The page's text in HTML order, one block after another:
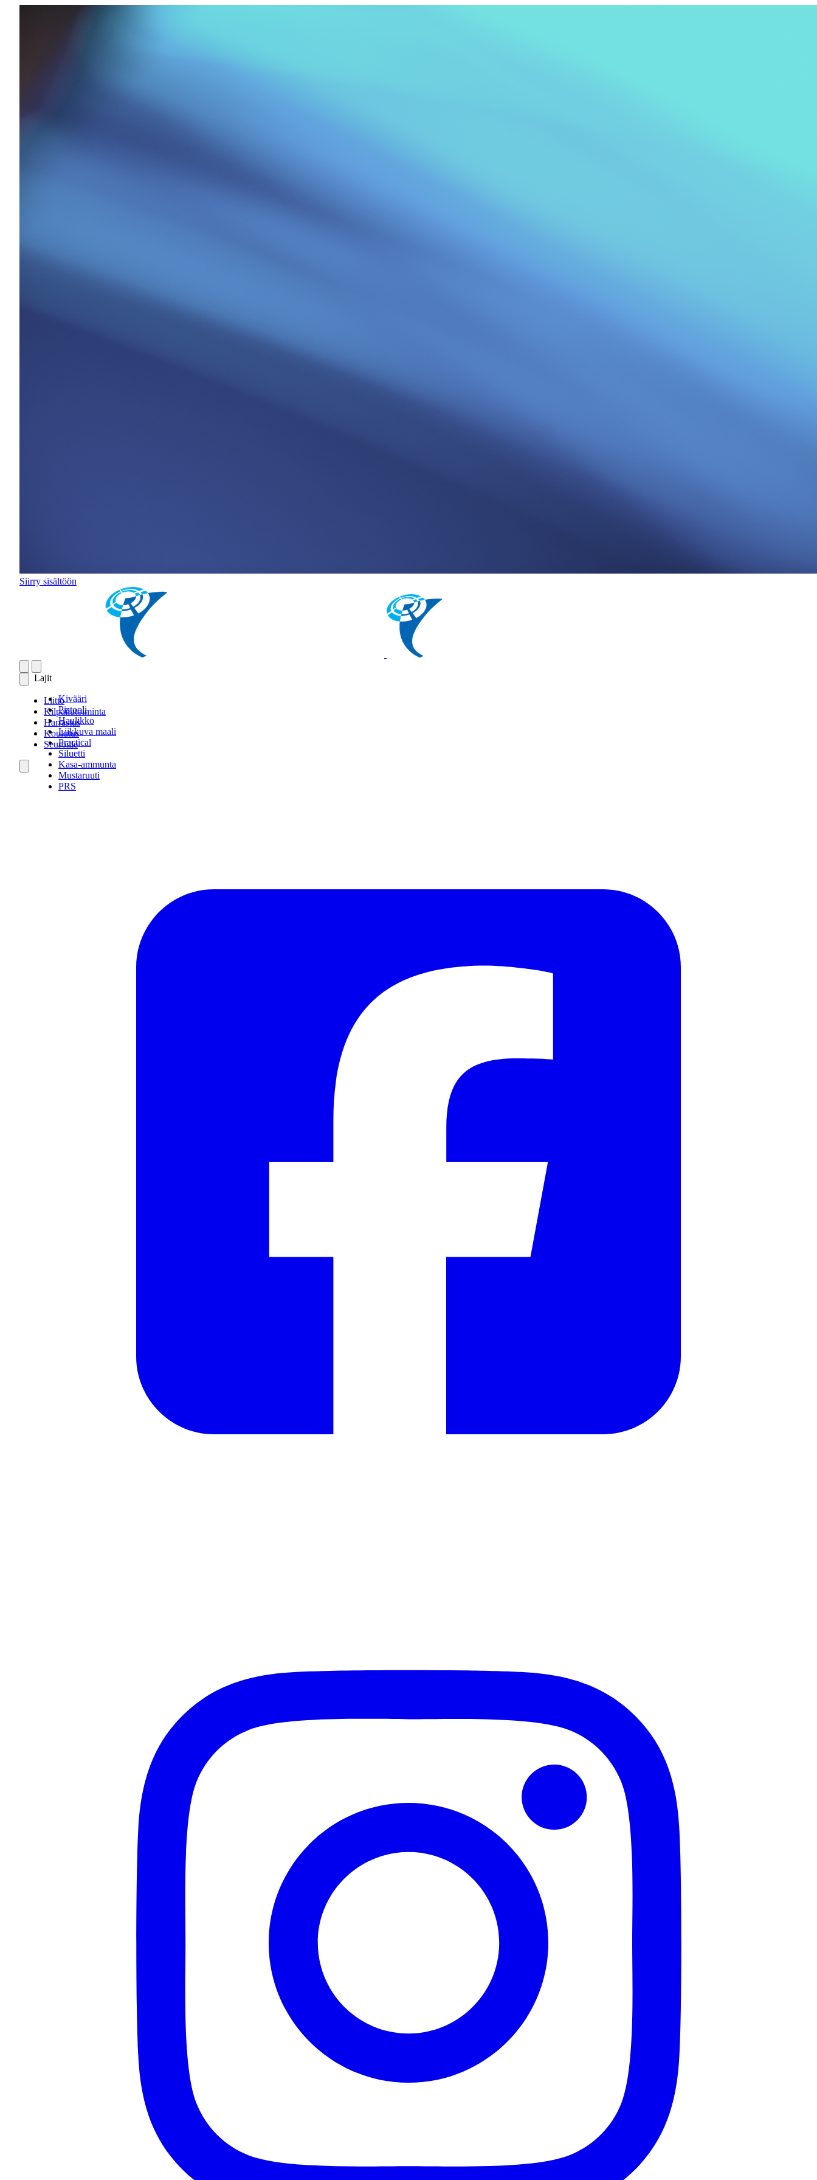
Siirry sisältöön
Lajit
Kivääri
Pistooli
Haulikko
Liikkuva maali
Practical
Siluetti
Kasa-ammunta
Mustaruuti
PRS
Liitto
Kilpailutoiminta
Harrastus
Koulutus
Seuroille